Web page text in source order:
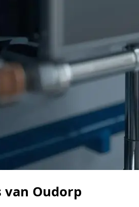
van Oudorp